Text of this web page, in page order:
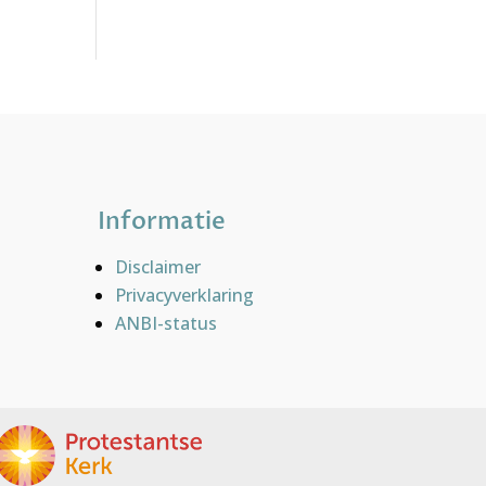
Informatie
Disclaimer
Privacyverklaring
ANBI-status